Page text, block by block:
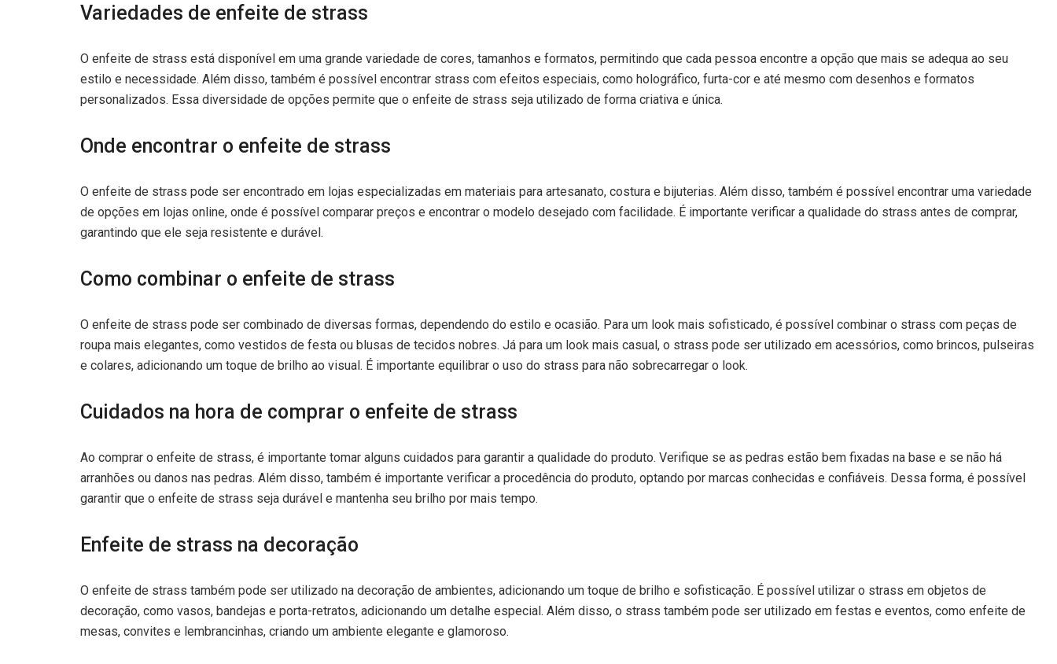
Variedades de enfeite de strass
O enfeite de strass está disponível em uma grande variedade de cores, tamanhos e formatos, permitindo que cada pessoa encontre a opção que mais se adequa ao seu
estilo e necessidade. Além disso, também é possível encontrar strass com efeitos especiais, como holográfico, furta-cor e até mesmo com desenhos e formatos
personalizados. Essa diversidade de opções permite que o enfeite de strass seja utilizado de forma criativa e única.
Onde encontrar o enfeite de strass
O enfeite de strass pode ser encontrado em lojas especializadas em materiais para artesanato, costura e bijuterias. Além disso, também é possível encontrar uma variedade
de opções em lojas online, onde é possível comparar preços e encontrar o modelo desejado com facilidade. É importante verificar a qualidade do strass antes de comprar,
garantindo que ele seja resistente e durável.
Como combinar o enfeite de strass
O enfeite de strass pode ser combinado de diversas formas, dependendo do estilo e ocasião. Para um look mais sofisticado, é possível combinar o strass com peças de
roupa mais elegantes, como vestidos de festa ou blusas de tecidos nobres. Já para um look mais casual, o strass pode ser utilizado em acessórios, como brincos, pulseiras
e colares, adicionando um toque de brilho ao visual. É importante equilibrar o uso do strass para não sobrecarregar o look.
Cuidados na hora de comprar o enfeite de strass
Ao comprar o enfeite de strass, é importante tomar alguns cuidados para garantir a qualidade do produto. Verifique se as pedras estão bem fixadas na base e se não há
arranhões ou danos nas pedras. Além disso, também é importante verificar a procedência do produto, optando por marcas conhecidas e confiáveis. Dessa forma, é possível
garantir que o enfeite de strass seja durável e mantenha seu brilho por mais tempo.
Enfeite de strass na decoração
O enfeite de strass também pode ser utilizado na decoração de ambientes, adicionando um toque de brilho e sofisticação. É possível utilizar o strass em objetos de
decoração, como vasos, bandejas e porta-retratos, adicionando um detalhe especial. Além disso, o strass também pode ser utilizado em festas e eventos, como enfeite de
mesas, convites e lembrancinhas, criando um ambiente elegante e glamoroso.